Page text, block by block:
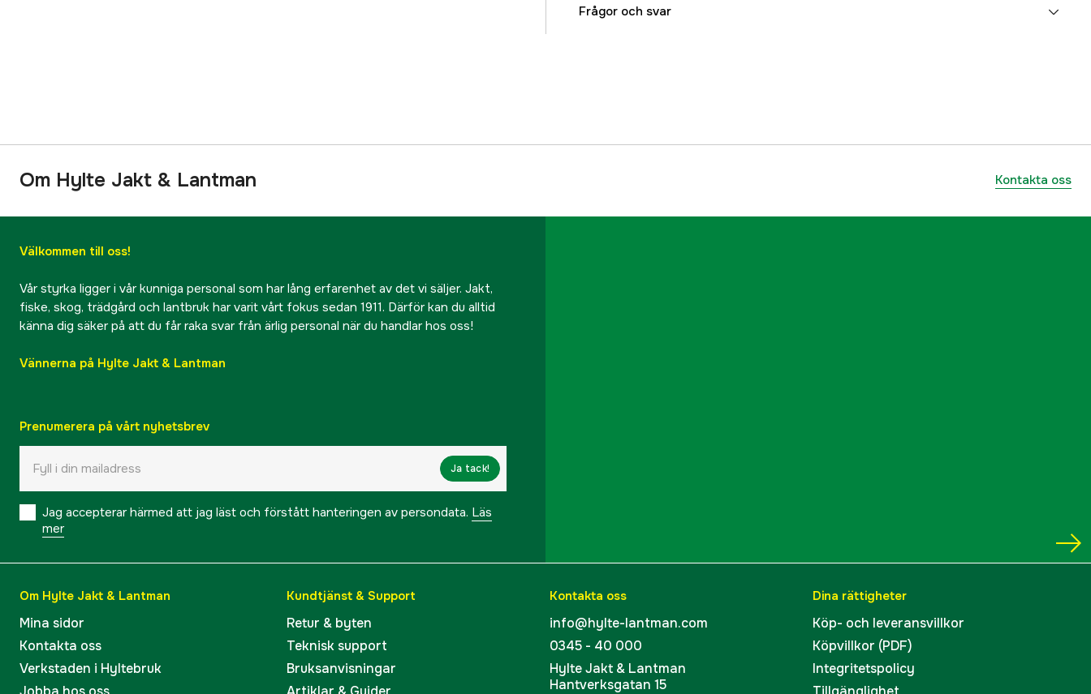
Drifttyp
4000027095
Frågor och svar
Om Hylte Jakt & Lantman Kontakta oss
Välkommen till oss!
Vår styrka ligger i vår kunniga personal som har lång erfarenhet av det vi säljer. Jakt,
fiske, skog, trädgård och lantbruk har varit vårt fokus sedan 1911. Därför kan du alltid
känna dig säker på att du får raka svar från ärlig personal när du handlar hos oss!
Vännerna på Hylte Jakt & Lantman
Prenumerera på vårt nyhetsbrev
Ja tack!
Jag accepterar härmed att jag läst och förstått hanteringen av persondata. Läs
mer
Om Hylte Jakt & Lantman
Mina sidor
Kontakta oss
Verkstaden i Hyltebruk
Kundtjänst & Support
Retur & byten
Teknisk support
Bruksanvisningar
Kontakta oss
info@hylte-lantman.com
0345 - 40 000
Hylte Jakt & Lantman
Hantverksgatan 15
Dina rättigheter
Köp- och leveransvillkor
Köpvillkor (PDF)
Integritetspolicy